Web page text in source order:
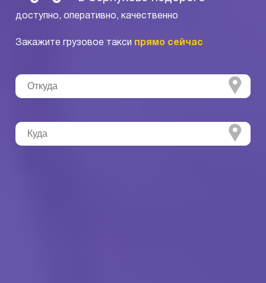
доступно, оперативно, качественно
Закажите грузовое такси прямо сейчас